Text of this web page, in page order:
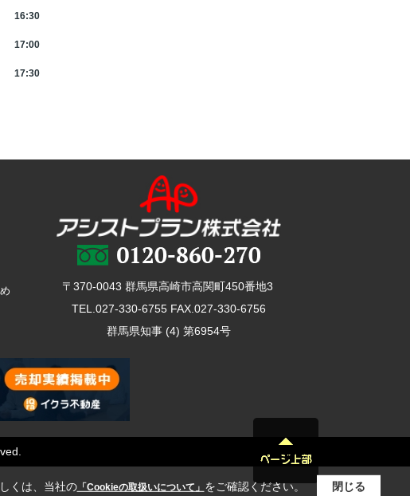
16:30
17:00
17:30
〒370-0043 群馬県高崎市高関町450番地3
TEL.027-330-6755 FAX.027-330-6756
群馬県知事 (4) 第6954号
くは、当社の「Cookieの取扱いについて」 をご確認ください。 閉じる